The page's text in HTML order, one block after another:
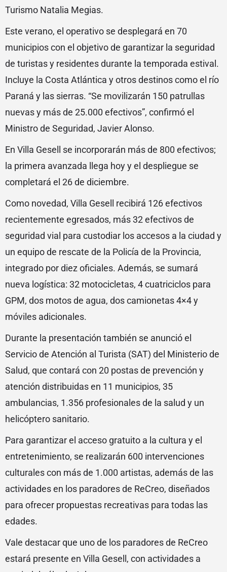
Turismo Natalia Megias.
Este verano, el operativo se desplegará en 70
municipios con el objetivo de garantizar la seguridad
de turistas y residentes durante la temporada estival.
Incluye la Costa Atlántica y otros destinos como el río
Paraná y las sierras. “Se movilizarán 150 patrullas
nuevas y más de 25.000 efectivos”, confirmó el
Ministro de Seguridad, Javier Alonso.
En Villa Gesell se incorporarán más de 800 efectivos;
la primera avanzada llega hoy y el despliegue se
completará el 26 de diciembre.
Como novedad, Villa Gesell recibirá 126 efectivos
recientemente egresados, más 32 efectivos de
seguridad vial para custodiar los accesos a la ciudad y
un equipo de rescate de la Policía de la Provincia,
integrado por diez oficiales. Además, se sumará
nueva logística: 32 motocicletas, 4 cuatriciclos para
GPM, dos motos de agua, dos camionetas 4×4 y
móviles adicionales.
Durante la presentación también se anunció el
Servicio de Atención al Turista (SAT) del Ministerio de
Salud, que contará con 20 postas de prevención y
atención distribuidas en 11 municipios, 35
ambulancias, 1.356 profesionales de la salud y un
helicóptero sanitario.
Para garantizar el acceso gratuito a la cultura y el
entretenimiento, se realizarán 600 intervenciones
culturales con más de 1.000 artistas, además de las
actividades en los paradores de ReCreo, diseñados
para ofrecer propuestas recreativas para todas las
edades.
Vale destacar que uno de los paradores de ReCreo
estará presente en Villa Gesell, con actividades a